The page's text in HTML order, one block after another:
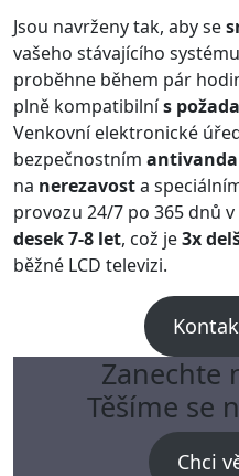
Jsou navrženy tak, aby se
vašeho stávajícího
proběhne během pár
plně kompatibilnís
Venkovní elektronické
bezpečnostním
na nerezavosta
provozu 24/7 po 365 dnů
desek 7-8 let, což je3x
běžné LCD televizi.
Zanechte
Těšíme se
Chci